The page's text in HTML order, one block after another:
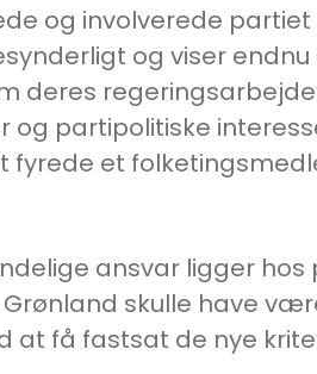
og involverede
og viser
deres
partipolitiske
fyrede et
ansvar ligger hos
skulle have
få fastsat de nye